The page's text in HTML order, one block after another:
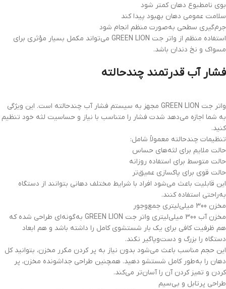
بوی نامطبوع دهان کمتر شود
سلامت عمومی دهان بهبود پیدا کند
جرم‌گیری سطحی به‌صورت منظم انجام شود
استفاده منظم از واتر جت GREEN LION می‌تواند مکمل بسیار مؤثری برای
مسواک و نخ دندان باشد.
فشار آب قدرتمند چندحالته
واتر جت GREEN LION مجهز به سیستم فشار آب چندحالته است. این ویژگی
به شما اجازه می‌دهد شدت فشار را متناسب با نیاز و حساسیت لثه خود تنظیم
کنید.
تنظیمات چندحالته معمولاً شامل:
حالت ملایم برای لثه‌های حساس
حالت متوسط برای استفاده روزانه
حالت قوی برای پاکسازی عمیق‌تر
این قابلیت باعث می‌شود افراد با شرایط مختلف دهانی بتوانند از دستگاه
به‌راحتی استفاده کنند.
مخزن 300 میلی‌لیتری جمع‌وجور
مخزن آب 300 میلی‌لیتری واتر جت GREEN LION به‌گونه‌ای طراحی شده که
هم ظرفیت کافی برای یک بار شستشوی کامل را داشته باشد و هم ابعاد
دستگاه را بزرگ و دست‌وپاگیر نکند.
این حجم مناسب باعث می‌شود بدون نیاز به پر کردن مکرر مخزن، بتوانید کل
دهان را به‌طور کامل شستشو دهید. همچنین طراحی جداشونده مخزن، پر
کردن و تمیز کردن آن را آسان‌تر می‌کند.
طراحی پرتابل و بی‌سیم